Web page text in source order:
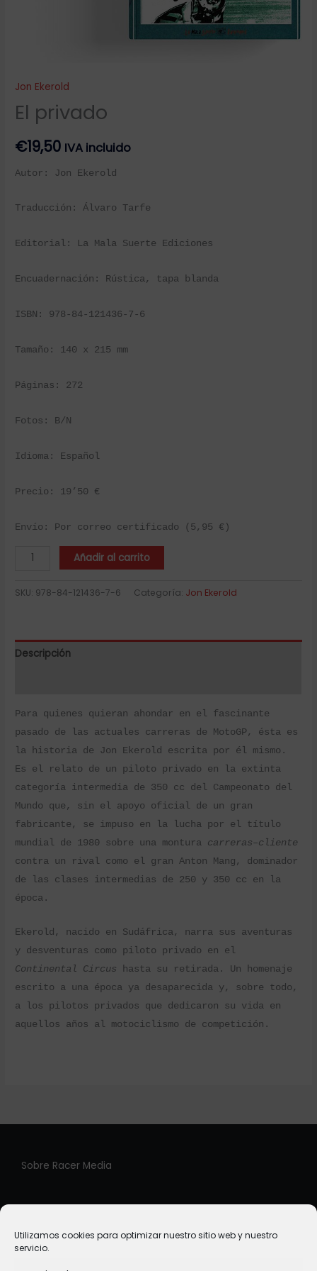
Utilizamos cookies para optimizar nuestro sitio web y nuestro
servicio.
Jon Ekerold
El privado
€19,50 IVA incluido
Autor: Jon Ekerold
Traducción:Álvaro Tarfe
Editorial: La Mala Suerte Ediciones
Encuadernación: Rústica, tapa blanda
ISBN: 978-84-121436-7-6
Tamaño: 140 x 215 mm
Páginas: 272
Fotos: B/N
Idioma: Español
Precio: 19’50 €
Envío: Por correo certificado (5,95 €)
Añadir al carrito
SKU: 978-84-121436-7-6 Categoría: Jon Ekerold
Descripción
Para quienes quieran ahondar en el fascinante
pasado de las actuales carreras de MotoGP, ésta es
la historia de Jon Ekerold escrita por él mismo.
Es el relato de un piloto privado en la extinta
categoría intermedia de 350 cc del Campeonato del
Mundo que, sin el apoyo oficial de un gran
fabricante, se impuso en la lucha por el título
mundial de 1980 sobre una montura carreras–cliente
contra un rival como el gran Anton Mang, dominador
de las clases intermedias de 250 y 350 cc en la
época.
Ekerold, nacido en Sudáfrica, narra sus aventuras
y desventuras como piloto privado en el
Continental Circus hasta su retirada. Un homenaje
escrito a una época ya desaparecida y, sobre todo,
a los pilotos privados que dedicaron su vida en
aquellos años al motociclismo de competición.
Sobre Racer Media
Racer Media es una plataforma virtual creada para
de libros de temática motociclista.